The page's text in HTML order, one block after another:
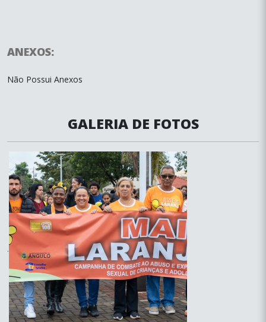
ANEXOS:
Não Possui Anexos
GALERIA DE FOTOS
.